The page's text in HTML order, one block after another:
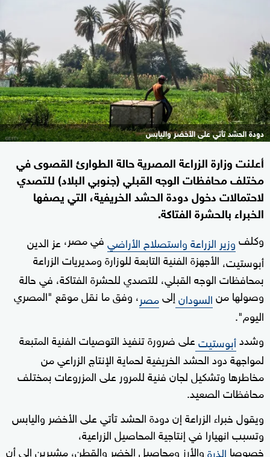
دودة الحشد تأتي على الأخضر واليابس
أعلنت وزارة الزراعة المصرية حالة الطوارئ القصوى في
مختلف محافظات الوجه القبلي (جنوبي البلاد) للتصدي
لاحتمالات دخول دودة الحشد الخريفية، التي يصفها
الخبراء بالحشرة الفتاكة.
وكلفوزير الزراعة واستصلاح الأراضيفي مصر، عز الدين
أبوستيت، الأجهزة الفنية التابعة للوزارة ومديريات الزراعة
بمحافظات الوجه القبلي، للتصدي للحشرة الفتاكة، في حالة
وصولها منالسودانإلىمصر، وفق ما نقل موقع "المصري
اليوم".
وشددأبوستيتعلى ضرورة تنفيذ التوصيات الفنية المتبعة
لمواجهة دود الحشد الخريفية لحماية الإنتاج الزراعي من
مخاطرها وتشكيل لجان فنية للمرور على المزروعات بمختلف
محافظات الصعيد.
ويقول خبراء الزراعة إن دودة الحشد تأتي على الأخضر واليابس
وتسبب انهيارا في إنتاجية المحاصيل الزراعية،
خصوصا الذرةوالأرز ومحاصيل الخضر والقطن، مشيرين إلى أن